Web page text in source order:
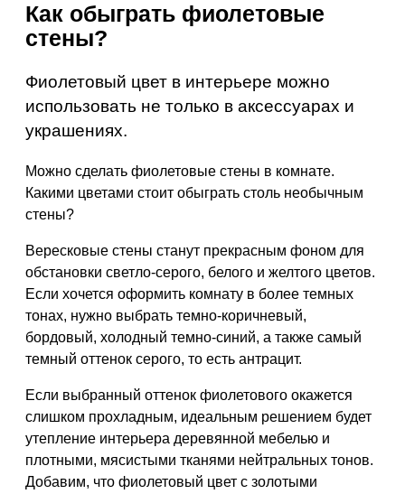
Как обыграть фиолетовые
стены?
Фиолетовый цвет в интерьере можно
использовать не только в аксессуарах и
украшениях.
Можно сделать фиолетовые стены в комнате.
Какими цветами стоит обыграть столь необычным
стены?
Вересковые стены станут прекрасным фоном для
обстановки светло-серого, белого и желтого цветов.
Если хочется оформить комнату в более темных
тонах, нужно выбрать темно-коричневый,
бордовый, холодный темно-синий, а также самый
темный оттенок серого, то есть антрацит.
Если выбранный оттенок фиолетового окажется
слишком прохладным, идеальным решением будет
утепление интерьера деревянной мебелью и
плотными, мясистыми тканями нейтральных тонов.
Добавим, что фиолетовый цвет с золотыми